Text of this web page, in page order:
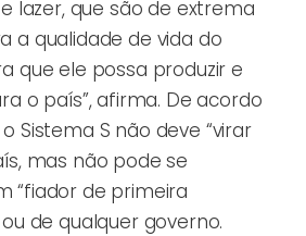
lazer, que são de extrema
a qualidade de vida do
que ele possa produzir e
o país”, afirma. De acordo
Sistema S não deve “virar
mas não pode se
“fiador de primeira
de qualquer governo.